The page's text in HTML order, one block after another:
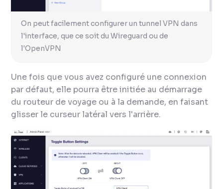
On peut facilement configurer un tunnel VPN dans
l'interface, que ce soit du Wireguard ou de
l'OpenVPN
Une fois que vous avez configuré une connexion
par défaut, elle pourra être initiée au démarrage
du routeur de voyage ou à la demande, en faisant
glisser le curseur latéral vers l'arrière.